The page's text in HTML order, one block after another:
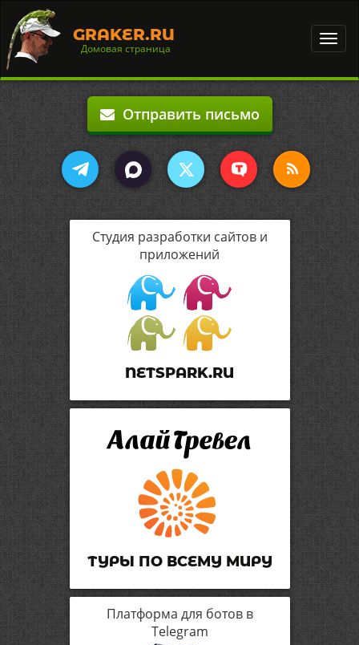
GRAKER.RU
Домовая страница
Отправить письмо
Студия разработки сайтов и
приложений
NETSPARK.RU
ТУРЫ ПО ВСЕМУ МИРУ
Платформа для ботов в
Telegram